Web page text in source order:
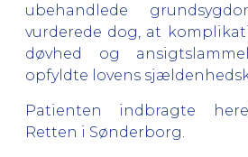
ubehandlede
vurderede dog, at
døvhed og
opfyldte lovens
Patienten indbragte
Retten i Sønderborg.